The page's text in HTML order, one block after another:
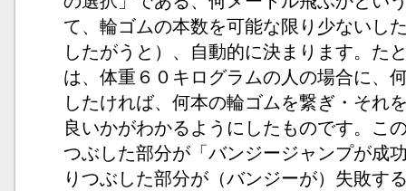
て、輪ゴムの本数を可能な限り少ないし
したがうと）、自動的に決まります。た
は、体重６０キログラムの人の場合に、
したければ、何本の輪ゴムを繋ぎ・それ
良いかがわかるようにしたものです。こ
つぶした部分が「バンジージャンプが成
りつぶした部分が（バンジーが）失敗す